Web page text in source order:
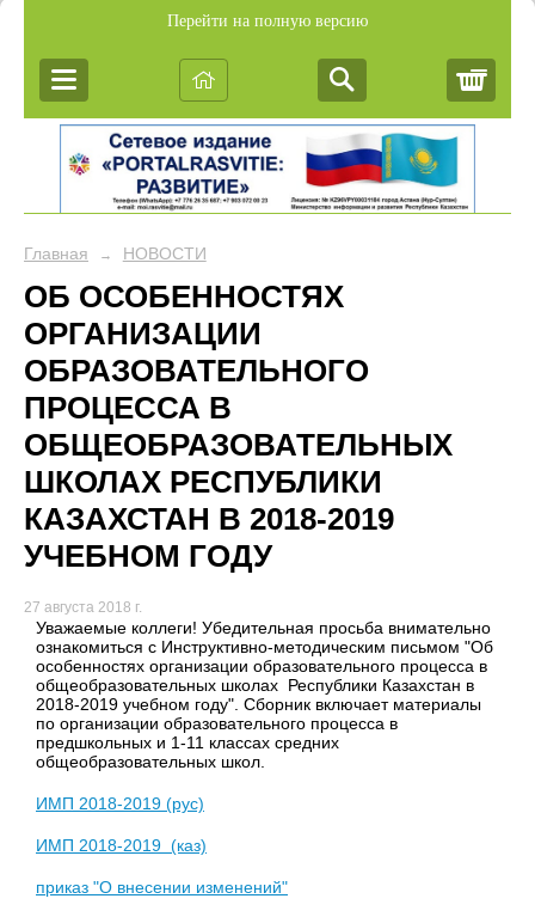
Перейти на полную версию
Главная → НОВОСТИ
ОБ ОСОБЕННОСТЯХ
ОРГАНИЗАЦИИ
ОБРАЗОВАТЕЛЬНОГО
ПРОЦЕССА В
ОБЩЕОБРАЗОВАТЕЛЬНЫХ
ШКОЛАХ РЕСПУБЛИКИ
КАЗАХСТАН В 2018-2019
УЧЕБНОМ ГОДУ
27 августа 2018 г.
Уважаемые коллеги! Убедительная просьба внимательно
ознакомиться с Инструктивно-методическим письмом "Об
особенностях организации образовательного процесса в
общеобразовательных школах Республики Казахстан в
2018-2019 учебном году". Сборник включает материалы
по организации образовательного процесса в
предшкольных и 1-11 классах средних
общеобразовательных школ.
ИМП 2018-2019 (рус)
ИМП 2018-2019 (каз)
приказ "О внесении изменений"